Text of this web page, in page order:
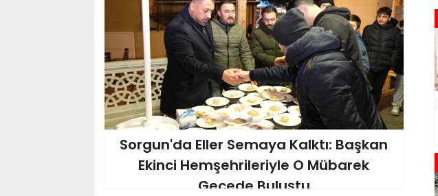
Sorgun'da Eller Semaya Kalktı: Başkan
Ekinci Hemşehrileriyle O Mübarek
Gecede Buluştu